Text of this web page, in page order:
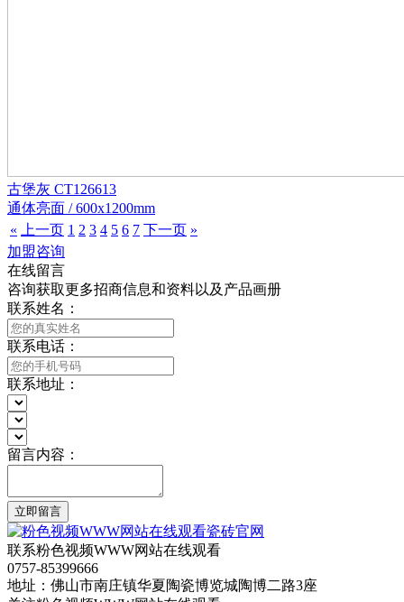
古堡灰 CT126613
通体亮面 / 600x1200mm
«
上一页 1 2 3 4 5 6 7 下一页 »
加盟咨询
在线留言
咨询获取更多招商信息和资料以及产品画册
联系姓名：
联系电话：
联系地址：
留言内容：
立即留言
联系粉色视频WWW网站在线观看
0757-85399666
地址：佛山市南庄镇华夏陶瓷博览城陶博二路3座